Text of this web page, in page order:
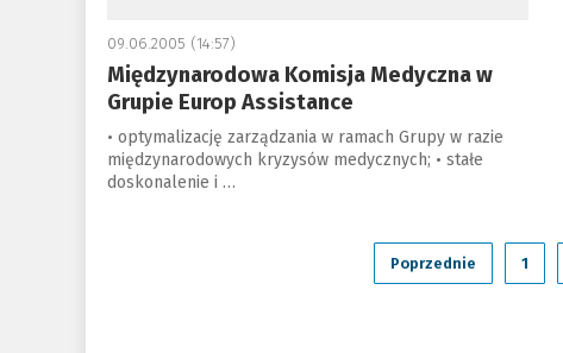
09.06.2005 (14:57)
Międzynarodowa Komisja Medyczna w
Grupie Europ Assistance
• optymalizację zarządzania w ramach Grupy w razie
międzynarodowych kryzysów medycznych; • stałe
doskonalenie i …
Poprzednie 1